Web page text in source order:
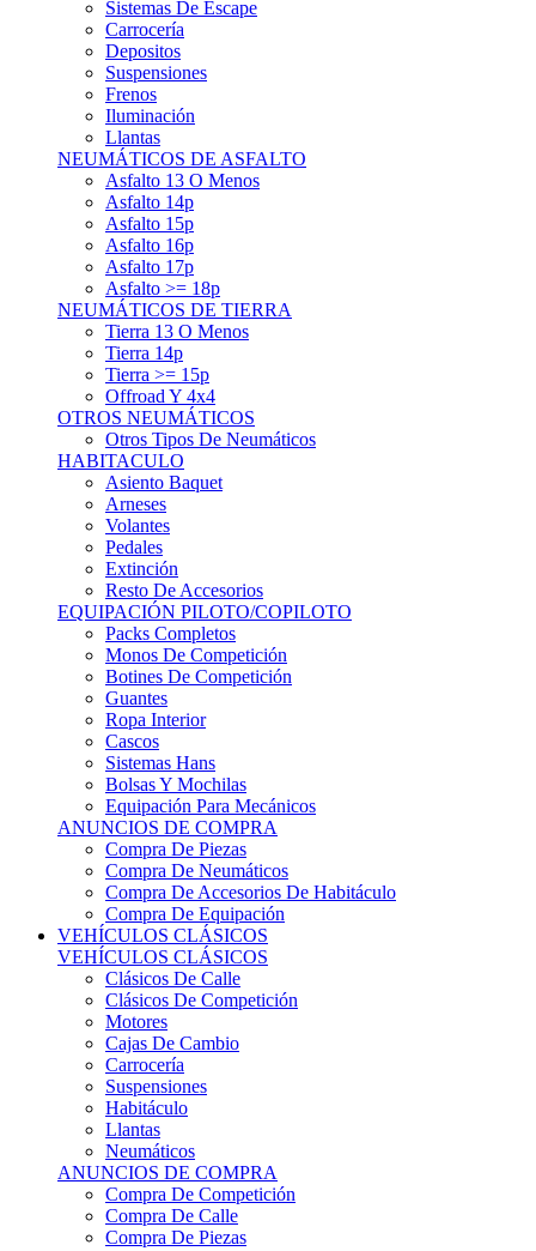
Sistemas De Escape
Carrocería
Depositos
Suspensiones
Frenos
Iluminación
Llantas
NEUMÁTICOS DE ASFALTO
Asfalto 13 O Menos
Asfalto 14p
Asfalto 15p
Asfalto 16p
Asfalto 17p
Asfalto >= 18p
NEUMÁTICOS DE TIERRA
Tierra 13 O Menos
Tierra 14p
Tierra >= 15p
Offroad Y 4x4
OTROS NEUMÁTICOS
Otros Tipos De Neumáticos
HABITACULO
Asiento Baquet
Arneses
Volantes
Pedales
Extinción
Resto De Accesorios
EQUIPACIÓN PILOTO/COPILOTO
Packs Completos
Monos De Competición
Botines De Competición
Guantes
Ropa Interior
Cascos
Sistemas Hans
Bolsas Y Mochilas
Equipación Para Mecánicos
ANUNCIOS DE COMPRA
Compra De Piezas
Compra De Neumáticos
Compra De Accesorios De Habitáculo
Compra De Equipación
VEHÍCULOS CLÁSICOS
VEHÍCULOS CLÁSICOS
Clásicos De Calle
Clásicos De Competición
Motores
Cajas De Cambio
Carrocería
Suspensiones
Habitáculo
Llantas
Neumáticos
ANUNCIOS DE COMPRA
Compra De Competición
Compra De Calle
Compra De Piezas